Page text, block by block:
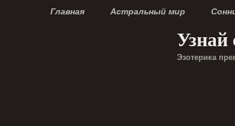
Главная Астральный мир
Узнай
Эзотерика